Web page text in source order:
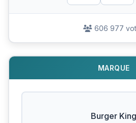
606 977
MARQUE
Burger King